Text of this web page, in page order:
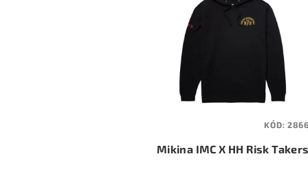
Mikina IMC X HH Risk Takers
KÓD: